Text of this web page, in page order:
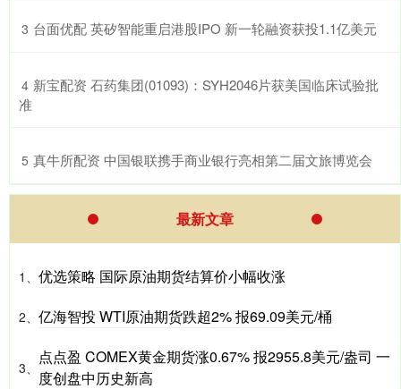
3 ​台面优配 英矽智能重启港股IPO 新一轮融资获投1.1亿美元
4 ​新宝配资 石药集团(01093)：SYH2046片获美国临床试验批
准
5 ​真牛所配资 中国银联携手商业银行亮相第二届文旅博览会
最新文章
1、 优选策略 国际原油期货结算价小幅收涨
2、 亿海智投 WTI原油期货跌超2% 报69.09美元/桶
3、
点点盈 COMEX黄金期货涨0.67% 报2955.8美元/盎司 一
度创盘中历史新高